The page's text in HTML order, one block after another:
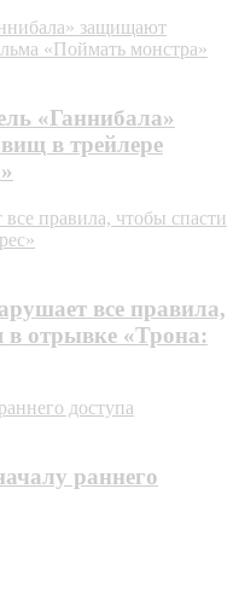
защищают
«Поймать монстра»
«Ганнибала»
в трейлере
правила, чтобы спасти
все правила,
в отрывке «Трона:
доступа
раннего